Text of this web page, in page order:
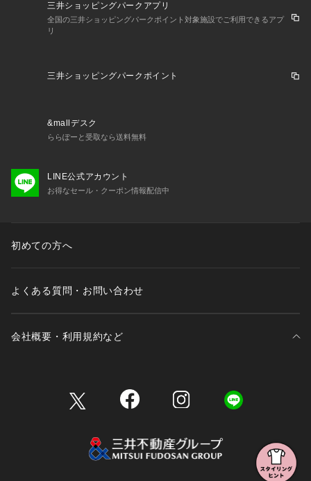
三井ショッピングパークアプリ
全国の三井ショッピングパークポイント対象施設でご利用できるアプ
リ
三井ショッピングパークポイント
&mallデスク
ららぽーと受取なら送料無料
LINE公式アカウント
お得なセール・クーポン情報配信中
初めての方へ
よくある質問・お問い合わせ
会社概要・利用規約など